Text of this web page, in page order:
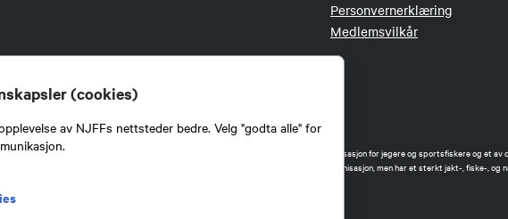
(cookies)
av NJFFs nettsteder bedre. Velg "godta alle" for
Personvernerklæring
Medlemsvilkår
Norges Jeger- og Fiskerforbund (NJFF) er landets eneste landsdekkende organisasjon for jegere og sportsfiskere og et av
formidling av kunnskap om jakt og fiske i Norge. Vi er en partipolitisk nøytral organisasjon, men har et sterkt jakt-, fiske-, og